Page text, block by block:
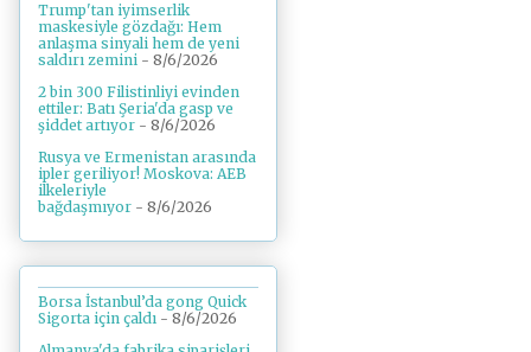
Trump'tan iyimserlik
maskesiyle gözdağı: Hem
anlaşma sinyali hem de yeni
saldırı zemini - 8/6/2026
2 bin 300 Filistinliyi evinden
ettiler: Batı Şeria'da gasp ve
şiddet artıyor - 8/6/2026
Rusya ve Ermenistan arasında
ipler geriliyor! Moskova: AEB
ilkeleriyle
bağdaşmıyor - 8/6/2026
Borsa İstanbul’da gong Quick
Sigorta için çaldı - 8/6/2026